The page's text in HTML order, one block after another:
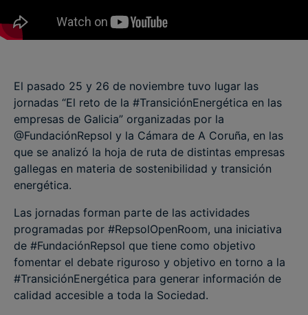
El pasado 25 y 26 de noviembre tuvo lugar las
jornadas “El reto de la #TransiciónEnergética en las
empresas de Galicia” organizadas por la
@FundaciónRepsol y la Cámara de A Coruña, en las
que se analizó la hoja de ruta de distintas empresas
gallegas en materia de sostenibilidad y transición
energética.
Las jornadas forman parte de las actividades
programadas por #RepsolOpenRoom, una iniciativa
de #FundaciónRepsol que tiene como objetivo
fomentar el debate riguroso y objetivo en torno a la
#TransiciónEnergética para generar información de
calidad accesible a toda la Sociedad.